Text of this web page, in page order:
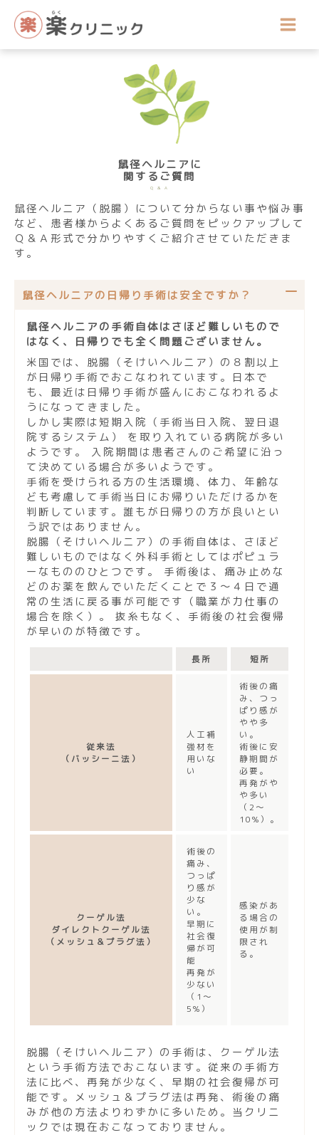
ス
鼠径ヘルニアに
関するご質問
Q & A
鼠径ヘルニア（脱腸）について分からない事や悩み事
など、患者様からよくあるご質問をピックアップして
Ｑ＆Ａ形式で分かりやすくご紹介させていただきま
す。
鼠径ヘルニアの日帰り手術は安全ですか？
鼠径ヘルニアの手術自体はさほど難しいもので
はなく、日帰りでも全く問題ございません。
米国では、脱腸（そけいヘルニア）の８割以上
が日帰り手術でおこなわれています。日本で
も、最近は日帰り手術が盛んにおこなわれるよ
うになってきました。
しかし実際は短期入院（手術当日入院、翌日退
院するシステム） を取り入れている病院が多い
ようです。 入院期間は患者さんのご希望に沿っ
て決めている場合が多いようです。
手術を受けられる方の生活環境、体力、年齢な
ども考慮して手術当日にお帰りいただけるかを
判断しています。誰もが日帰りの方が良いとい
う訳ではありません。
脱腸（そけいヘルニア）の手術自体は、さほど
難しいものではなく外科手術としてはポピュラ
ーなもののひとつです。 手術後は、痛み止めな
どのお薬を飲んでいただくことで３～４日で通
常の生活に戻る事が可能です（職業が力仕事の
場合を除く）。 抜糸もなく、手術後の社会復帰
が早いのが特徴です。
長所 短所
従来法
（バッシーニ法）
人工補
強材を
用いな
い
術後の痛
み、つっ
ぱり感が
やや多
い。
術後に安
静期間が
必要。
再発がや
や多い
（2～
10%）。
クーゲル法
ダイレクトクーゲル法
（メッシュ＆プラグ法）
術後の
痛み、
つっぱ
り感が
少な
い。
早期に
社会復
帰が可
能
再発が
少ない
（1～
5%）
感染があ
る場合の
使用が制
限され
る。
脱腸（そけいヘルニア）の手術は、クーゲル法
という手術方法でおこないます。従来の手術方
法に比べ、再発が少なく、早期の社会復帰が可
能です。メッシュ＆プラグ法は再発、術後の痛
みが他の方法よりわずかに多いため。当クリニ
ックでは現在おこなっておりません。